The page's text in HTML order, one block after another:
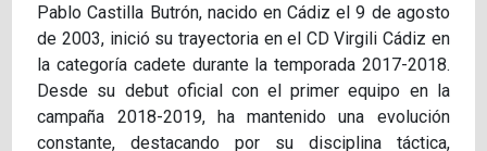
Pablo Castilla Butrón, nacido en Cádiz el 9 de agosto
de 2003, inició su trayectoria en el CD Virgili Cádiz en
la categoría cadete durante la temporada 2017-2018.
Desde su debut oficial con el primer equipo en la
campaña 2018-2019, ha mantenido una evolución
constante, destacando por su disciplina táctica,